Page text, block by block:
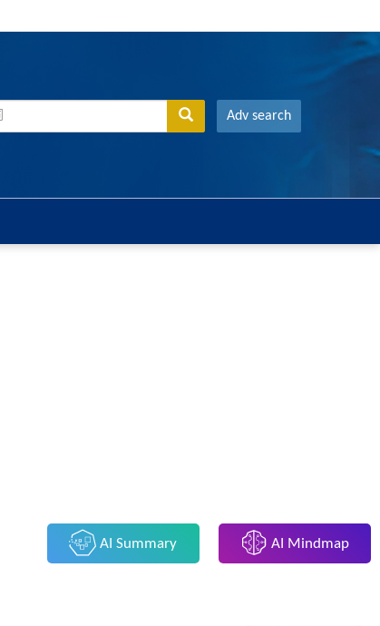
Adv search
AI Summary AI Mindmap